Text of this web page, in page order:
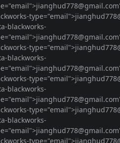
jianghud778@gmail.com
type="email">
blackworks-
jianghud778@gmail.com
type="email">
blackworks-
jianghud778@gmail.com
type="email">
blackworks-
jianghud778@gmail.com
type="email">
blackworks-
jianghud778@gmail.com
type="email">